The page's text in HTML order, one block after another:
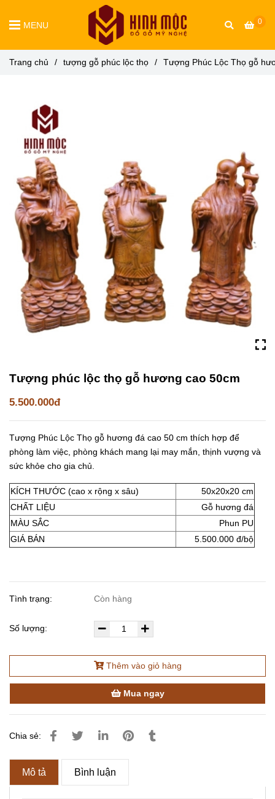
0
MENU
Trang chủ / tượng gỗ phúc lộc thọ / Tượng Phúc Lộc Thọ gỗ
Tượng phúc lộc thọ gỗ hương cao 50cm
5.500.000đ
Tượng Phúc Lộc Thọ gỗ hương đá cao 50 cm thích hợp để
phòng làm việc, phòng khách mang lại may mắn, thịnh vượng và
sức khỏe cho gia chủ.
KÍCH THƯỚC (cao x rộng x sâu)
50x20x20 cm
CHẤT LIỆU
Gỗ hương đá
MÀU SẮC
Phun PU
GIÁ BÁN
5.500.000 đ/bộ
Tình trạng: Còn hàng
Số lượng:
Thêm vào giỏ hàng
Mua ngay
Chia sẻ:
Mô tả Bình luận